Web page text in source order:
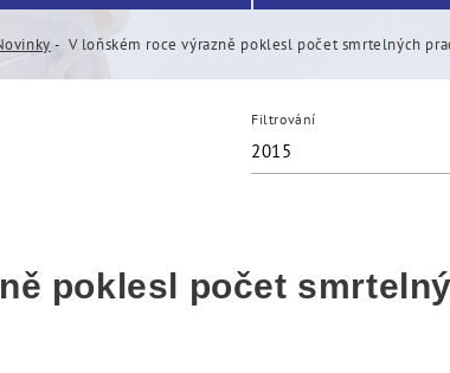
V loňském roce výrazně poklesl počet smrtelných
Filtrování
2015
poklesl počet